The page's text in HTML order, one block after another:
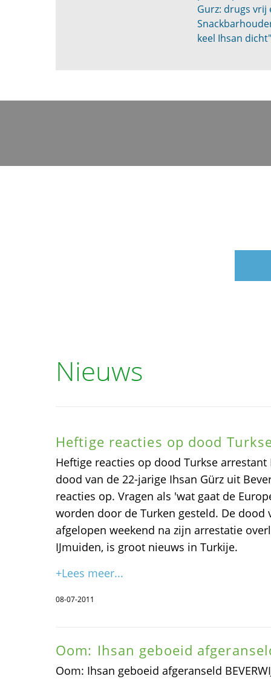
Gurz: drugs
keel Ihsan
Nieuws
Heftige reacties op dood
Heftige reacties op dood Turkse arrestant
dood van de 22-jarige Ihsan Gürz uit
reacties op. Vragen als 'wat gaat de
worden door de Turken gesteld. De dood
afgelopen weekend na zijn arrestatie
IJmuiden, is groot nieuws in Turkije.
+Lees meer...
08-07-2011
Oom: Ihsan geboeid
Oom: Ihsan geboeid afgeranseld